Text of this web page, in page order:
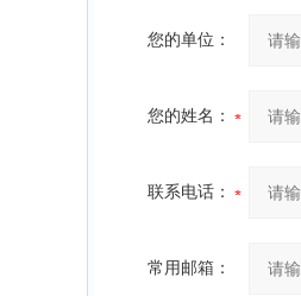
您的单位：
您的姓名：
联系电话：
常用邮箱：